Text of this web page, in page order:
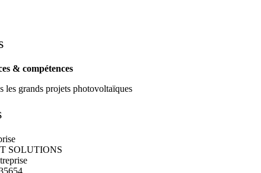
& compétences
les grands projets photovoltaïques
SOLUTIONS